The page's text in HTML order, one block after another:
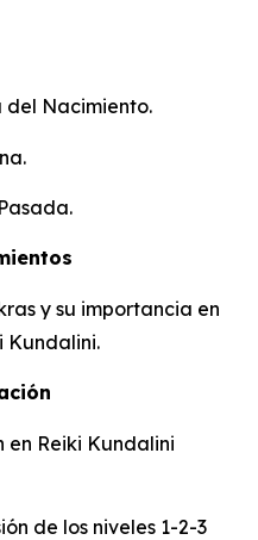
del Nacimiento.
y su importancia en
Kundalini.
en Reiki Kundalini
de los niveles 1-2-3